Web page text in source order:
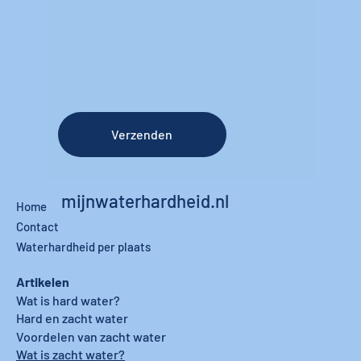
Verzenden
mijnwaterhardheid.nl
Home
Contact
Waterhardheid per plaats
Artikelen
Wat is hard water?
Hard en zacht water
Wat is zacht water?
Voordelen van zacht water